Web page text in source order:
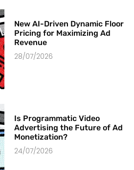
New AI-Driven Dynamic Floor
Pricing for Maximizing Ad
Revenue
28/07/2026
Is Programmatic Video
Advertising the Future of Ad
Monetization?
24/07/2026